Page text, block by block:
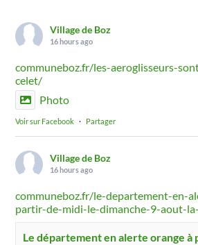
Village de Boz
16 hours ago
communeboz.fr/les-aeroglisseurs-
celet/
Photo
Voir sur Facebook · Partager
Village de Boz
16 hours ago
communeboz.fr/le-departement-en-
partir-de-midi-le-dimanche-9-aout-
Le département en alerte orange à